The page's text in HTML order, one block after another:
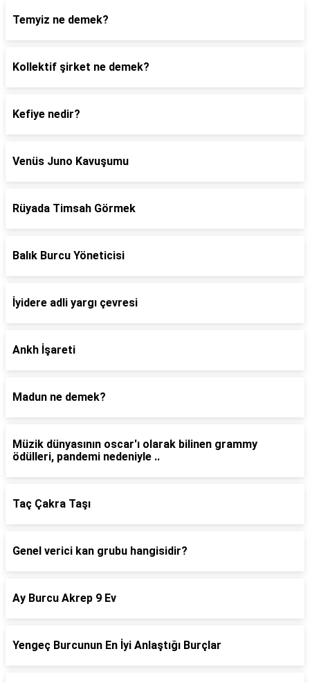
Temyiz ne demek?
Kollektif şirket ne demek?
Kefiye nedir?
Venüs Juno Kavuşumu
Rüyada Timsah Görmek
Balık Burcu Yöneticisi
İyidere adli yargı çevresi
Ankh İşareti
Madun ne demek?
Müzik dünyasının oscar'ı olarak bilinen grammy
ödülleri, pandemi nedeniyle ..
Taç Çakra Taşı
Genel verici kan grubu hangisidir?
Ay Burcu Akrep 9 Ev
Yengeç Burcunun En İyi Anlaştığı Burçlar